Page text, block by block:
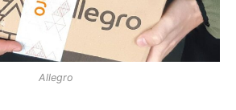
Allegro